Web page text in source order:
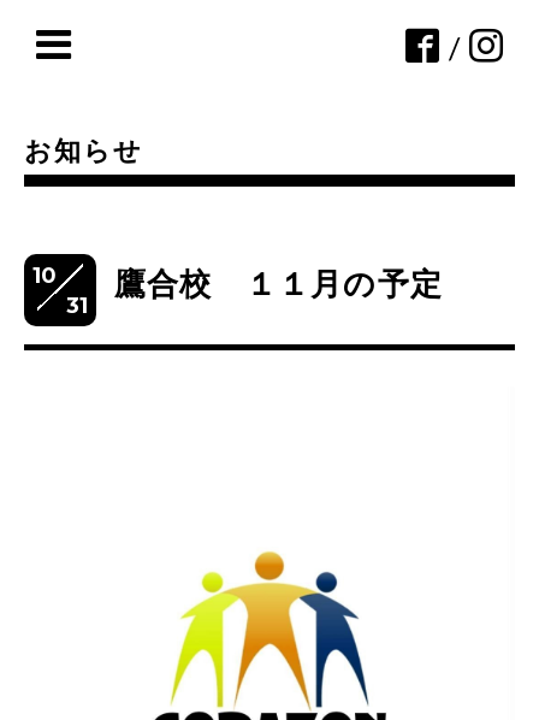
/
お知らせ
10
31
鷹合校 １１月の予定